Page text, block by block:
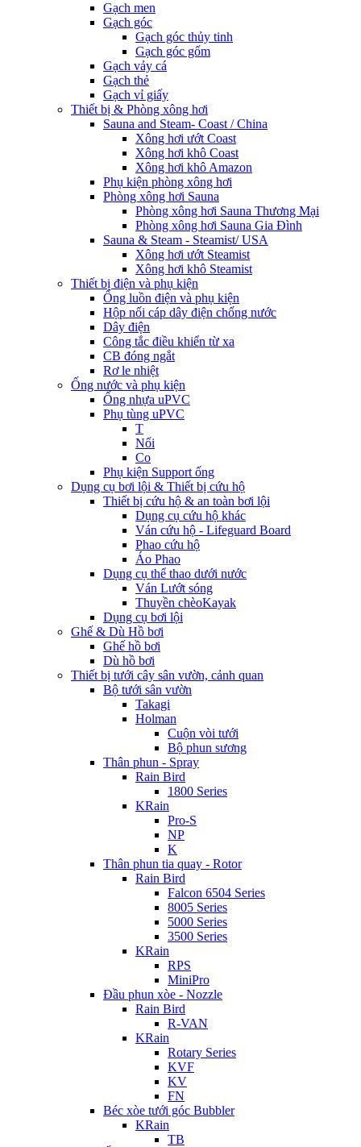
Gạch men
Gạch góc
Gạch góc thủy tinh
Gạch góc gốm
Gạch vảy cá
Gạch thẻ
Gạch vỉ giấy
Thiết bị & Phòng xông hơi
Sauna and Steam- Coast / China
Xông hơi ướt Coast
Xông hơi khô Coast
Xông hơi khô Amazon
Phụ kiện phòng xông hơi
Phòng xông hơi Sauna
Phòng xông hơi Sauna Thương Mại
Phòng xông hơi Sauna Gia Đình
Sauna & Steam - Steamist/ USA
Xông hơi ướt Steamist
Xông hơi khô Steamist
Thiết bị điện và phụ kiện
Ống luồn điện và phụ kiện
Hộp nối cáp dây điện chống nước
Dây điện
Công tắc điều khiển từ xa
CB đóng ngắt
Rơ le nhiệt
Ống nước và phụ kiện
Ống nhựa uPVC
Phụ tùng uPVC
T
Nối
Co
Phụ kiện Support ống
Dụng cụ bơi lội & Thiết bị cứu hộ
Thiết bị cứu hộ & an toàn bơi lội
Dụng cụ cứu hộ khác
Ván cứu hộ - Lifeguard Board
Phao cứu hộ
Áo Phao
Dụng cụ thể thao dưới nước
Ván Lướt sóng
Thuyền chèoKayak
Dụng cụ bơi lội
Ghế & Dù Hồ bơi
Ghế hồ bơi
Dù hồ bơi
Thiết bị tưới cây sân vườn, cảnh quan
Bộ tưới sân vườn
Takagi
Holman
Cuộn vòi tưới
Bộ phun sương
Thân phun - Spray
Rain Bird
1800 Series
KRain
Pro-S
NP
K
Thân phun tia quay - Rotor
Rain Bird
Falcon 6504 Series
8005 Series
5000 Series
3500 Series
KRain
RPS
MiniPro
Đầu phun xòe - Nozzle
Rain Bird
R-VAN
KRain
Rotary Series
KVF
KV
FN
Béc xòe tưới góc Bubbler
KRain
TB